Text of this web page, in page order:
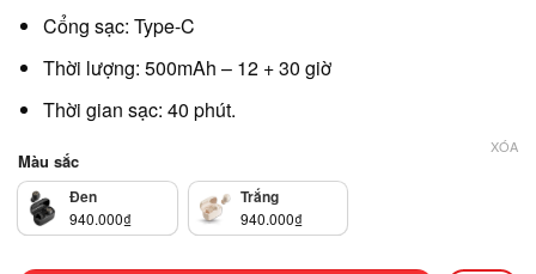
Cổng sạc: Type-C
Thời lượng: 500mAh – 12 + 30 giờ
Thời gian sạc: 40 phút.
Màu sắc
Đen
940.000₫
Trắng
940.000₫
XÓA